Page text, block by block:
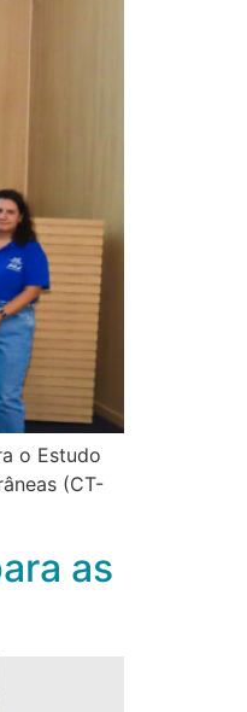
o Estudo
(CT-
as